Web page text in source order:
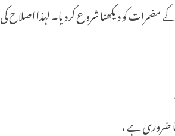
مضمرات کو دیکھنا شروع کردیا۔ لہذا اصلاح کی
ضروری ہے ،